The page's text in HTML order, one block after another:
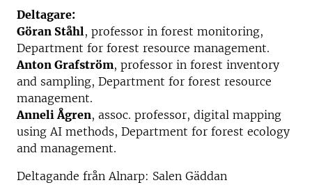
Deltagare:
Göran Ståhl, professor in forest monitoring,
Department for forest resource management.
Anton Grafström, professor in forest inventory
and sampling, Department for forest resource
management.
Anneli Ågren, assoc. professor, digital mapping
using AI methods, Department for forest ecology
and management.
Deltagande från Alnarp: Salen Gäddan